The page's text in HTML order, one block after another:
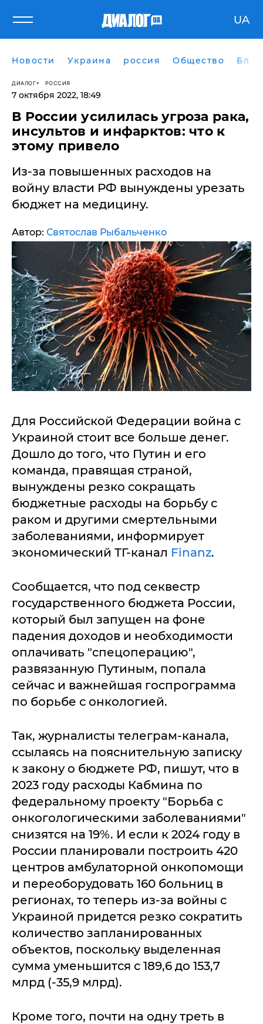
UA
Новости Украина россия Общество
ДИАЛОГ РОССИЯ
7 октября 2022, 18:49
В России усилилась угроза рака,
инсультов и инфарктов: что к
этому привело
Из-за повышенных расходов на
войну власти РФ вынуждены урезать
бюджет на медицину.
Автор: Святослав Рыбальченко
Для Российской Федерации война с
Украиной стоит все больше денег.
Дошло до того, что Путин и его
команда, правящая страной,
вынуждены резко сокращать
бюджетные расходы на борьбу с
раком и другими смертельными
заболеваниями, информирует
экономический ТГ-канал Finanz.
Сообщается, что под секвестр
государственного бюджета России,
который был запущен на фоне
падения доходов и необходимости
оплачивать "спецоперацию",
развязанную Путиным, попала
сейчас и важнейшая госпрограмма
по борьбе с онкологией.
Так, журналисты телеграм-канала,
ссылаясь на пояснительную записку
к закону о бюджете РФ, пишут, что в
2023 году расходы Кабмина по
федеральному проекту "Борьба с
онкогологическими заболеваниями"
снизятся на 19%. И если к 2024 году в
России планировали построить 420
центров амбулаторной онкопомощи
и переоборудовать 160 больниц в
регионах, то теперь из-за войны с
Украиной придется резко сократить
количество запланированных
объектов, поскольку выделенная
сумма уменьшится с 189,6 до 153,7
млрд (-35,9 млрд).
Кроме того, почти на одну треть в